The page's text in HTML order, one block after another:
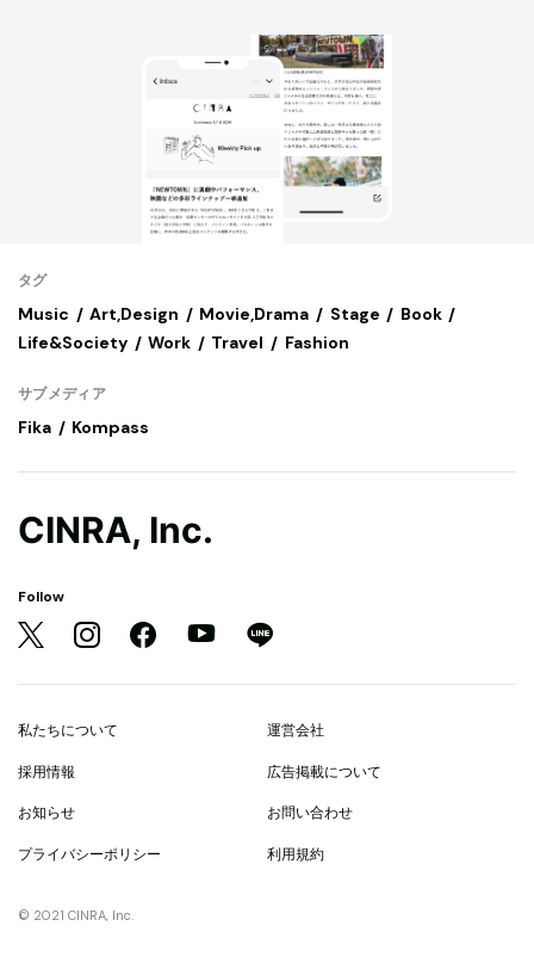
タグ
Music Art,Design Movie,Drama Stage
Book
Life&Society
Work Travel Fashion
サブメディア
Fika Kompass
CINRA, Inc.
Follow
私たちについて 運営会社
採用情報 広告掲載について
お知らせ お問い合わせ
プライバシーポリシー 利用規約
© 2021 CINRA, Inc.